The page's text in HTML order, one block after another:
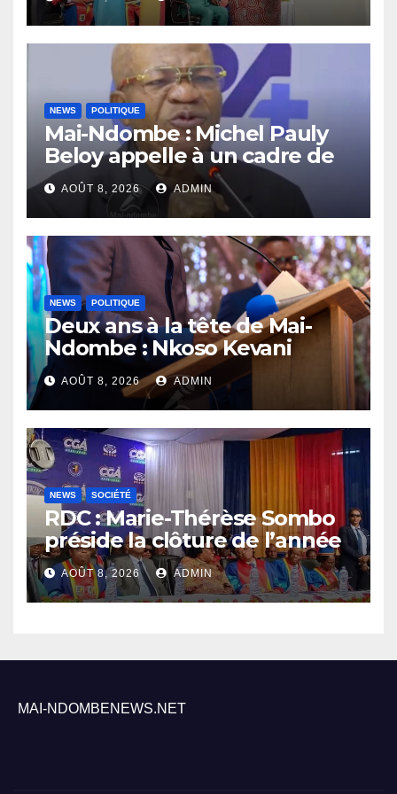
compétences au service de
la nation
NEWS POLITIQUE
Mai-Ndombe : Michel Pauly
Beloy appelle à un cadre de
concertation avant la tenue
du dialogue inclusif
AOÛT 8, 2026 ADMIN
NEWS POLITIQUE
Deux ans à la tête de Mai-
Ndombe : Nkoso Kevani
défend son bilan et fait de la
sécurité sa priorité
AOÛT 8, 2026 ADMIN
NEWS SOCIÉTÉ
RDC : Marie-Thérèse Sombo
préside la clôture de l’année
académique 2025-2026 à
l’UNIKIN
AOÛT 8, 2026 ADMIN
MAI-NDOMBENEWS.NET